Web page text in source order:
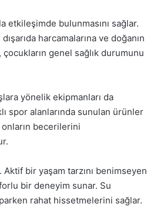
etkileşimde bulunmasını sağlar.
harcamalarına ve doğanın
çocukların genel sağlık durumunu
yönelik ekipmanları da
spor alanlarında sunulan ürünler
becerilerini
bir yaşam tarzını benimseyen
bir deneyim sunar. Su
rahat hissetmelerini sağlar.